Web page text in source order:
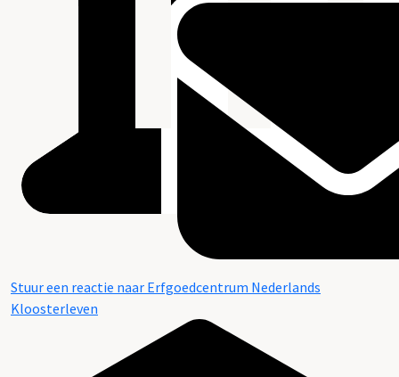
Stuur een reactie naar Erfgoedcentrum Nederlands
Kloosterleven